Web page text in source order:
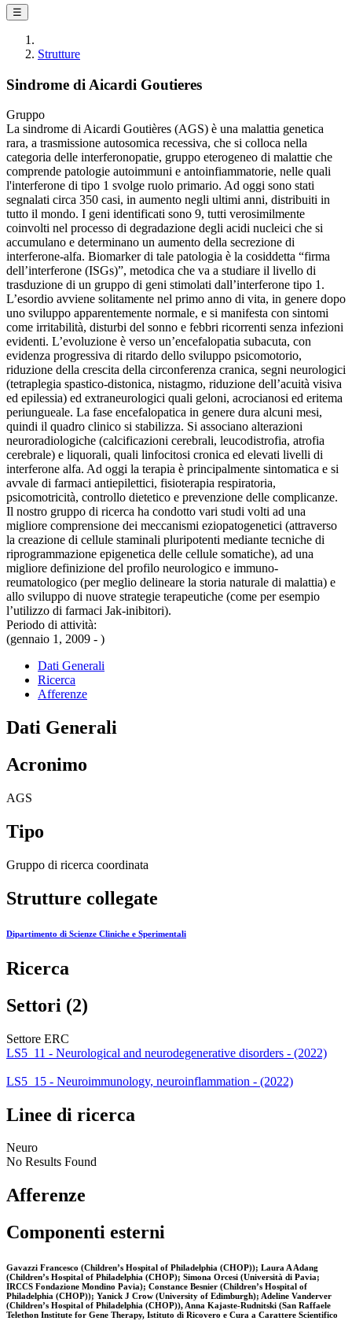
☰
Strutture
Sindrome di Aicardi Goutieres
Gruppo
La sindrome di Aicardi Goutières (AGS) è una malattia genetica
rara, a trasmissione autosomica recessiva, che si colloca nella
categoria delle interferonopatie, gruppo eterogeneo di malattie che
comprende patologie autoimmuni e antoinfiammatorie, nelle quali
l'interferone di tipo 1 svolge ruolo primario. Ad oggi sono stati
segnalati circa 350 casi, in aumento negli ultimi anni, distribuiti in
tutto il mondo. I geni identificati sono 9, tutti verosimilmente
coinvolti nel processo di degradazione degli acidi nucleici che si
accumulano e determinano un aumento della secrezione di
interferone-alfa. Biomarker di tale patologia è la cosiddetta “firma
dell’interferone (ISGs)”, metodica che va a studiare il livello di
trasduzione di un gruppo di geni stimolati dall’interferone tipo 1.
L’esordio avviene solitamente nel primo anno di vita, in genere dopo
uno sviluppo apparentemente normale, e si manifesta con sintomi
come irritabilità, disturbi del sonno e febbri ricorrenti senza infezioni
evidenti. L’evoluzione è verso un’encefalopatia subacuta, con
evidenza progressiva di ritardo dello sviluppo psicomotorio,
riduzione della crescita della circonferenza cranica, segni neurologici
(tetraplegia spastico-distonica, nistagmo, riduzione dell’acuità visiva
ed epilessia) ed extraneurologici quali geloni, acrocianosi ed eritema
periungueale. La fase encefalopatica in genere dura alcuni mesi,
quindi il quadro clinico si stabilizza. Si associano alterazioni
neuroradiologiche (calcificazioni cerebrali, leucodistrofia, atrofia
cerebrale) e liquorali, quali linfocitosi cronica ed elevati livelli di
interferone alfa. Ad oggi la terapia è principalmente sintomatica e si
avvale di farmaci antiepilettici, fisioterapia respiratoria,
psicomotricità, controllo dietetico e prevenzione delle complicanze.
Il nostro gruppo di ricerca ha condotto vari studi volti ad una
migliore comprensione dei meccanismi eziopatogenetici (attraverso
la creazione di cellule staminali pluripotenti mediante tecniche di
riprogrammazione epigenetica delle cellule somatiche), ad una
migliore definizione del profilo neurologico e immuno-
reumatologico (per meglio delineare la storia naturale di malattia) e
allo sviluppo di nuove strategie terapeutiche (come per esempio
l’utilizzo di farmaci Jak-inibitori).
Periodo di attività:
(gennaio 1, 2009 - )
Dati Generali
Ricerca
Afferenze
Dati Generali
Acronimo
AGS
Tipo
Gruppo di ricerca coordinata
Strutture collegate
Dipartimento di Scienze Cliniche e Sperimentali
Ricerca
Settori (2)
Settore ERC
LS5_11 - Neurological and neurodegenerative disorders - (2022)
LS5_15 - Neuroimmunology, neuroinflammation - (2022)
Linee di ricerca
Neuro
No Results Found
Afferenze
Componenti esterni
Gavazzi Francesco (Children’s Hospital of Philadelphia (CHOP)); Laura A Adang
(Children’s Hospital of Philadelphia (CHOP); Simona Orcesi (Università di Pavia;
IRCCS Fondazione Mondino Pavia); Constance Besnier (Children’s Hospital of
Philadelphia (CHOP)); Yanick J Crow (University of Edimburgh); Adeline Vanderver
(Children’s Hospital of Philadelphia (CHOP)), Anna Kajaste-Rudnitski (San Raffaele
Telethon Institute for Gene Therapy, Istituto di Ricovero e Cura a Carattere Scientifico